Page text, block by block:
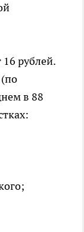
рублей.
в 88